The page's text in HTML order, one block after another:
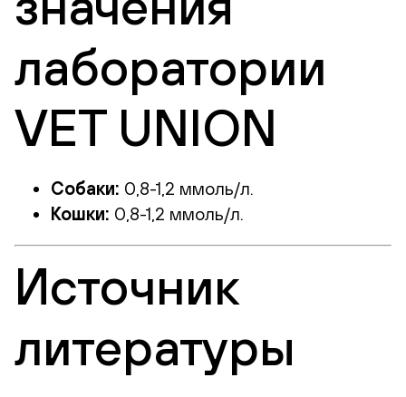
лаборатории
VET UNION
Собаки: 0,8-1,2 ммоль/л.
Кошки: 0,8-1,2 ммоль/л.
Источник
литературы